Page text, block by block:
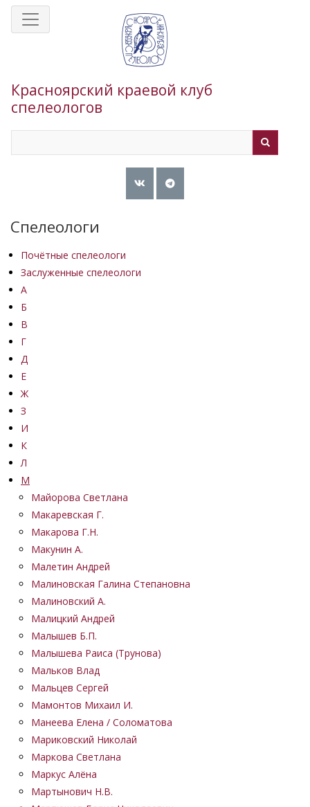
Перейти
Красноярский краевой клуб
спелеологов
Спелеологи
Почётные спелеологи
Заслуженные спелеологи
А
Б
В
Г
Д
Е
Ж
З
И
К
Л
М
Майорова Светлана
Макаревская Г.
Макарова Г.Н.
Макунин А.
Малетин Андрей
Малиновская Галина Степановна
Малиновский А.
Малицкий Андрей
Малышев Б.П.
Малышева Раиса (Трунова)
Мальков Влад
Мальцев Сергей
Мамонтов Михаил И.
Манеева Елена / Соломатова
Мариковский Николай
Маркова Светлана
Маркус Алёна
Мартынович Н.В.